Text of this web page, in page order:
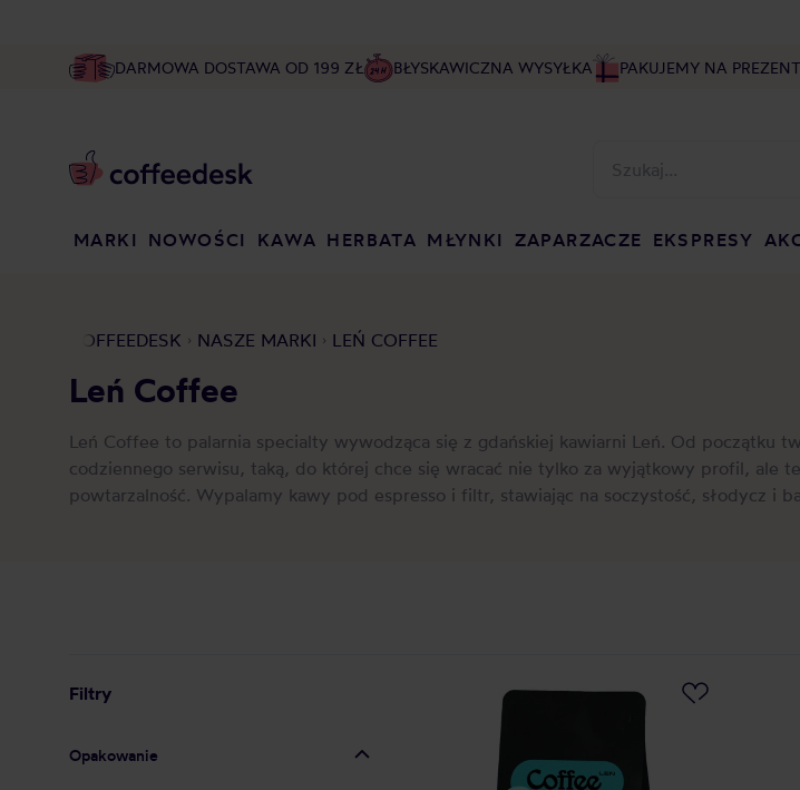
DARMOWA DOSTAWA OD 199 ZŁ BŁYSKAWICZNA WYSYŁKA PAKUJEMY NA PREZENT
MARKI NOWOŚCI KAWA HERBATA MŁYNKI ZAPARZACZE EKSPRESY
COFFEEDESK NASZE MARKI LEŃ COFFEE
Leń Coffee
Leń Coffee to palarnia specialty wywodząca się z gdańskiej kawiarni Leń. Od początku
codziennego serwisu, taką, do której chce się wracać nie tylko za wyjątkowy profil, ale
powtarzalność. Wypalamy kawy pod espresso i filtr, stawiając na soczystość, słodycz i
Filtry
Opakowanie